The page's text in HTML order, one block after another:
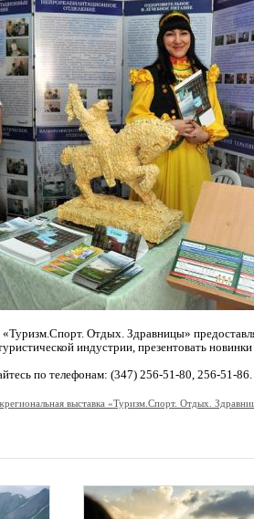
Отдых. Здравницы»
индустрии, презентовать
по телефонам: (347) 256-51-80, 256-51-86.
выставка «Туризм.Спорт. Отдых.